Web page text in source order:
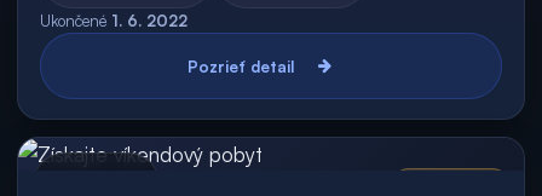
Ukončené 1. 6. 2022
Pozrieť detail